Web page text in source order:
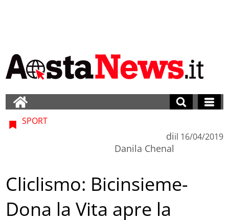
SPORT
di
Danila Chenal
il 16/04/2019
Cliclismo: Bicinsieme-
Dona la Vita apre la